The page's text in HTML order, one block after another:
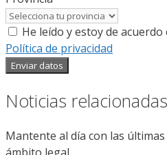
He leído y estoy de acuerdo
Política de privacidad
Enviar datos
Noticias relacionadas
Mantente al día con las